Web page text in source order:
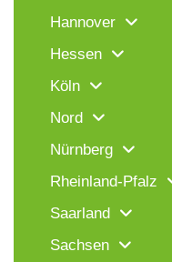
Hannover
Hessen
Köln
Nord
Nürnberg
Rheinland-Pfalz
Saarland
Sachsen